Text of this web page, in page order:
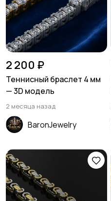
2 200 ₽
Теннисный браслет 4 мм
— 3D модель
2 месяца назад
BaronJewelry